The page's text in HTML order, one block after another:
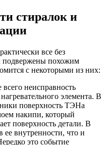
стиралок и
все без
подвержены похожим
с некоторыми из них:
неисправность
элемента. В
поверхность ТЭНа
накипи, который
поверхность детали. В
ее внутренности, что и
это событие